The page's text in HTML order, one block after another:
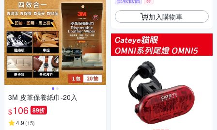
3M 皮革保養紙巾-20入
$106 89折
4.9 (15)
加入購物車